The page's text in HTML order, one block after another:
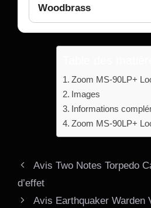
Woodbrass
Zoom MS-90LP+
Images
Informations
Zoom MS-90LP+
Avis Two Notes Torpedo
d’effet
Avis Earthquaker Warden